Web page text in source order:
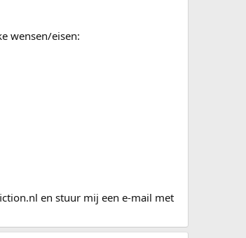
wensen/eisen:
en stuur mij een e-mail met